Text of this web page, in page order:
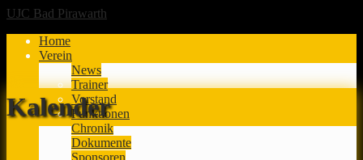
UJC Bad Pirawarth
Home
Verein
News
Trainer
Vorstand
Funktionen
Chronik
Dokumente
Sponsoren
Kalender